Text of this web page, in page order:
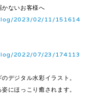
ないお客様へ
2023/02/11/151614
2022/07/23/174113
デジタル水彩イラスト。
にほっこり癒されます。